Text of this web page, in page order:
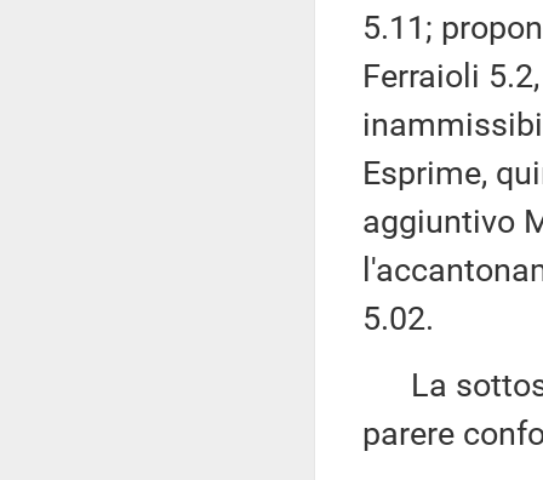
5.11;
Ferraioli
Esprime,
aggiuntivo
5.02.
La
parere